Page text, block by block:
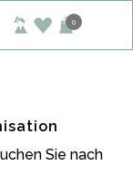
0
Sie nach